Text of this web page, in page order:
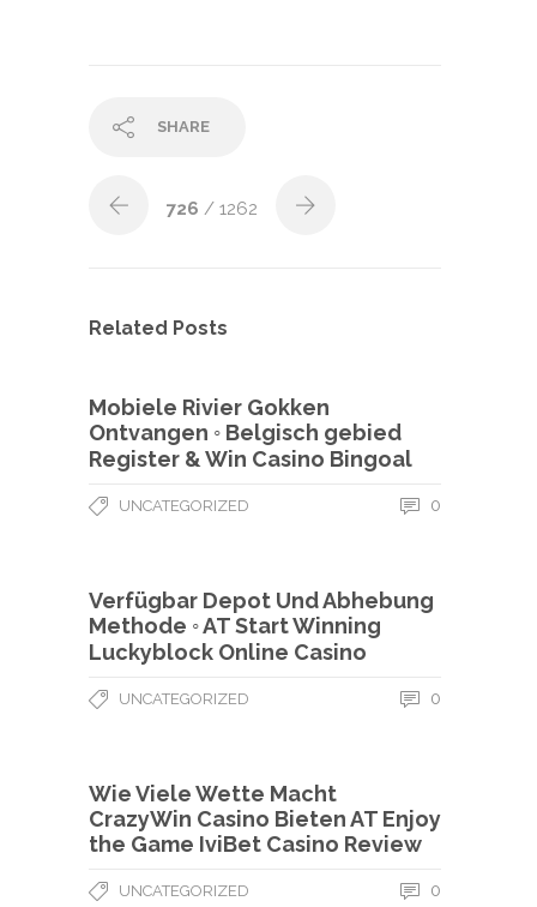
SHARE
726 / 1262
Related Posts
Mobiele Rivier Gokken
Ontvangen ◦ Belgisch gebied
Register & Win Casino Bingoal
UNCATEGORIZED 0
Verfügbar Depot Und Abhebung
Methode ◦ AT Start Winning
Luckyblock Online Casino
UNCATEGORIZED 0
Wie Viele Wette Macht
CrazyWin Casino Bieten AT Enjoy
the Game IviBet Casino Review
UNCATEGORIZED 0